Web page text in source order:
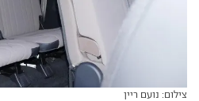
צילום: נועם ריין